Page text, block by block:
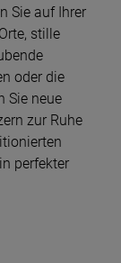
Sie auf Ihrer
stille
oder die
Sie neue
zur Ruhe
perfekter